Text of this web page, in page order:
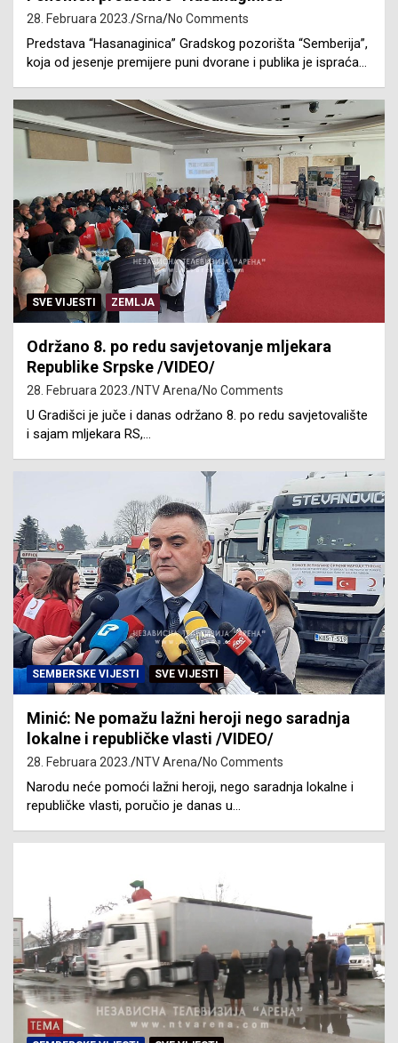
28. Februara 2023. Srna No Comments
Predstava “Hasanaginica” Gradskog pozorišta “Semberija”,
koja od jesenje premijere puni dvorane i publika je ispraća…
SVE VIJESTI ZEMLJA
Održano 8. po redu savjetovanje mljekara
Republike Srpske /VIDEO/
28. Februara 2023. NTV Arena No Comments
U Gradišci je juče i danas održano 8. po redu savjetovalište
i sajam mljekara RS,…
SEMBERSKE VIJESTI SVE VIJESTI
Minić: Ne pomažu lažni heroji nego saradnja
lokalne i republičke vlasti /VIDEO/
28. Februara 2023. NTV Arena No Comments
Narodu neće pomoći lažni heroji, nego saradnja lokalne i
republičke vlasti, poručio je danas u…